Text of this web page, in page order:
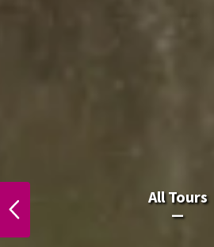
All Tours
All Laos